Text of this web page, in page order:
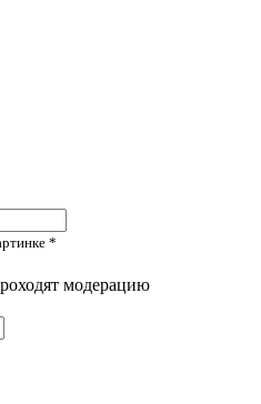
*
модерацию